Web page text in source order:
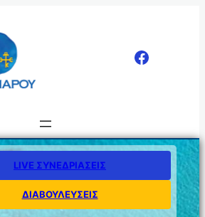
LIVE ΣΥΝΕΔΡΙΑΣΕΙΣ
ΔΙΑΒΟΥΛΕΥΣΕΙΣ